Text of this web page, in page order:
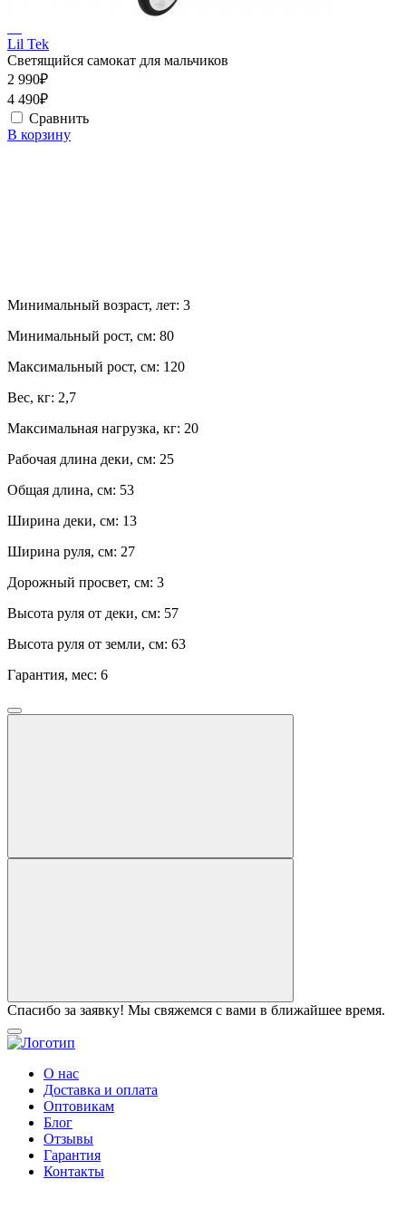
Lil Tek
Светящийся самокат для мальчиков
2 990₽
4 490₽
Сравнить
В корзину
Минимальный возраст, лет: 3
Минимальный рост, см: 80
Максимальный рост, см: 120
Вес, кг: 2,7
Максимальная нагрузка, кг: 20
Рабочая длина деки, см: 25
Общая длина, см: 53
Ширина деки, см: 13
Ширина руля, см: 27
Дорожный просвет, см: 3
Высота руля от деки, см: 57
Высота руля от земли, см: 63
Гарантия, мес: 6
Спасибо за заявку! Мы свяжемся с вами в ближайшее время.
О нас
Доставка и оплата
Оптовикам
Блог
Отзывы
Гарантия
Контакты